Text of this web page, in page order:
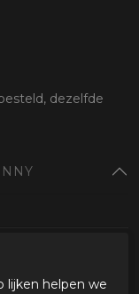
dezelfde
lijken helpen we